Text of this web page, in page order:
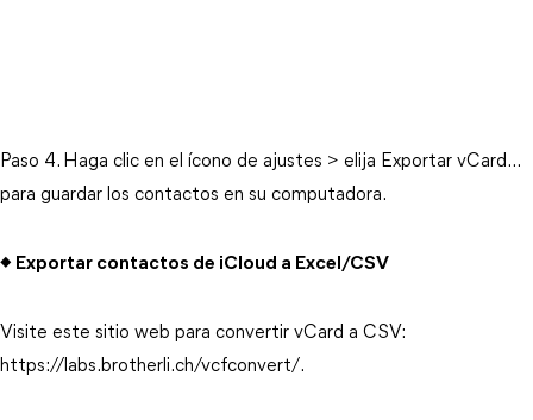
Paso 4. Haga clic en el ícono de ajustes > elija Exportar vCard...
para guardar los contactos en su computadora.
◆ Exportar contactos de iCloud a Excel/CSV
Visite este sitio web para convertir vCard a CSV:
https://labs.brotherli.ch/vcfconvert/.